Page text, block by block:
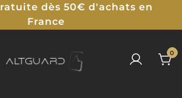
dès 50€ d'achats en
France
0